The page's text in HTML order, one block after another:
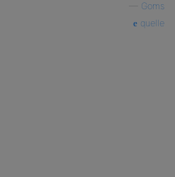
Goms
quelle